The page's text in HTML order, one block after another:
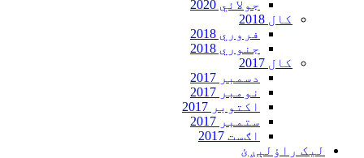
جولائي 2020
کال 2018
فروري 2018
جنوري 2018
کال 2017
دسمبر 2017
نومبر 2017
اکتوبر 2017
ستمبر 2017
اګست 2017
ليک راؤلېږئ